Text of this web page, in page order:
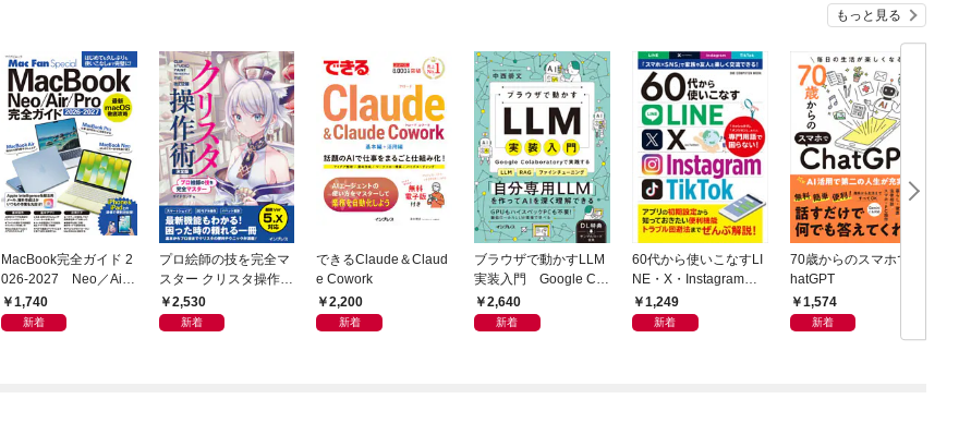
もっと見る
MacBook完全ガイド 2
026-2027 Neo／Air
／Pro対応
1,740
新着
プロ絵師の技を完全マ
スター クリスタ操作術
決定版 改訂2版 CLIP S
TUDIO PAINT PRO/E
2,530
新着
できるClaude＆Claud
e Cowork
2,200
新着
ブラウザで動かすLLM
実装入門 Google Col
aboratoryで実践するL
LM・RAG・ファイン
2,640
新着
60代から使いこなすLI
NE・X・Instagram・T
ikTok
1,249
新着
70歳からのスマホでC
hatGPT
1,574
新着